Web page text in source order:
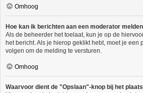
Omhoog
Hoe kan ik berichten aan een moderator
Als de beheerder het toelaat, kun je op de
het bericht. Als je hierop geklikt hebt, moet je een
volgen om de melding te versturen.
Omhoog
Waarvoor dient de "Opslaan"-knop bij het